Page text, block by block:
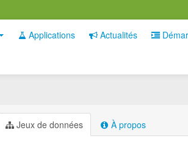
Applications Actualités
Jeux de données À propos